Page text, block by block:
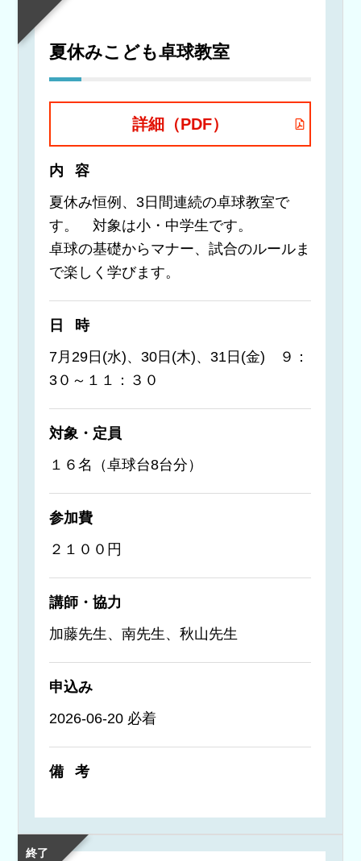
夏休みこども卓球教室
詳細（PDF）
内容
夏休み恒例、3日間連続の卓球教室で
す。 対象は小・中学生です。
卓球の基礎からマナー、試合のルールま
で楽しく学びます。
日時
7月29日(水)、30日(木)、31日(金) ９：
3０～１１：３０
対象・定員
１６名（卓球台8台分）
参加費
２１００円
講師・協力
加藤先生、南先生、秋山先生
申込み
2026-06-20 必着
備考
終了